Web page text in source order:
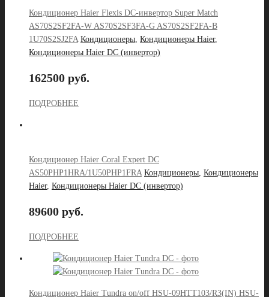
Кондиционер Haier Flexis DC-инвертор Super Match
AS70S2SF2FA-W AS70S2SF3FA-G AS70S2SF2FA-B
1U70S2SJ2FA Кондиционеры Кондиционеры Haier,
Кондиционеры Haier DC (инвертор)
162500 руб.
ПОДРОБНЕЕ
Кондиционер Haier Coral Expert DC
AS50PHP1HRA/1U50PHP1FRA Кондиционеры Кондиционеры
Haier, Кондиционеры Haier DC (инвертор)
89600 руб.
ПОДРОБНЕЕ
Кондиционер Haier Tundra on/off HSU-09HTT103/R3(IN) HSU-